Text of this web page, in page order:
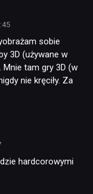
sobie
3D (używane w
Mnie tam gry 3D (w
nie kręciły. Za
hardcorowymi